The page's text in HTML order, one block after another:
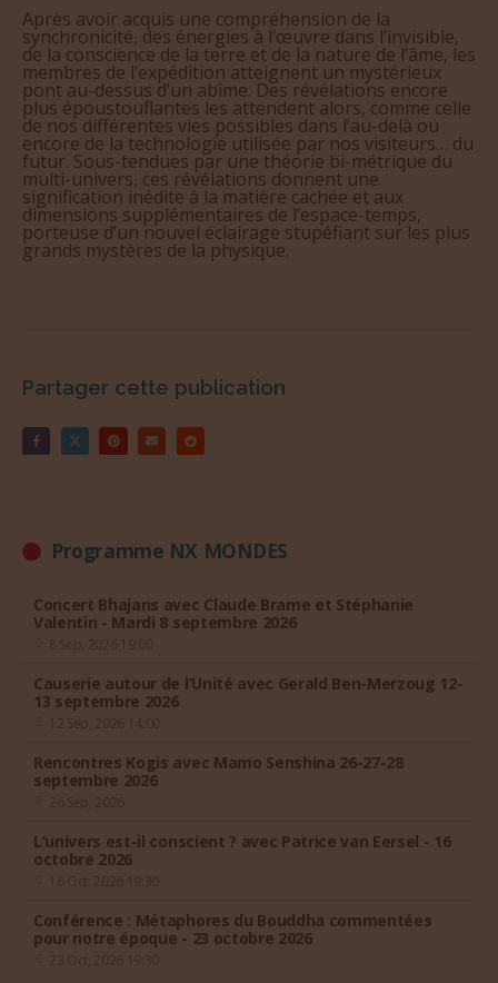
Après avoir acquis une compréhension de la
synchronicité, des énergies à l’œuvre dans l’invisible,
de la conscience de la terre et de la nature de l’âme, les
membres de l’expédition atteignent un mystérieux
pont au-dessus d’un abîme. Des révélations encore
plus époustouflantes les attendent alors, comme celle
de nos différentes vies possibles dans l’au-delà ou
encore de la technologie utilisée par nos visiteurs… du
futur. Sous-tendues par une théorie bi-métrique du
multi-univers, ces révélations donnent une
signification inédite à la matière cachée et aux
dimensions supplémentaires de l’espace-temps,
porteuse d’un nouvel éclairage stupéfiant sur les plus
grands mystères de la physique.
Partager cette publication
Programme NX MONDES
Concert Bhajans avec Claude Brame et Stéphanie
Valentin - Mardi 8 septembre 2026
Causerie autour de l’Unité avec Gerald Ben-Merzoug 12-
13 septembre 2026
Rencontres Kogis avec Mamo Senshina 26-27-28
septembre 2026
L’univers est-il conscient ? avec Patrice van Eersel - 16
octobre 2026
Conférence : Métaphores du Bouddha commentées
pour notre époque - 23 octobre 2026